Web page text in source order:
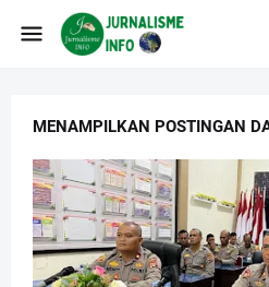
MENAMPILKAN POSTINGAN